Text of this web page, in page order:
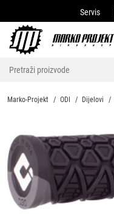
Servis
Marko-Projekt ODI Dijelovi